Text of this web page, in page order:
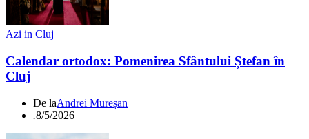
Azi in Cluj
Calendar ortodox: Pomenirea Sfântului Ștefan în
Cluj
De laAndrei Mureșan
.8/5/2026